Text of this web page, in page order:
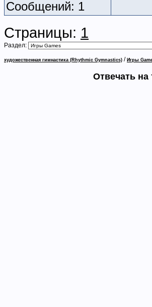
Сообщений: 1
Страницы: 1
Раздел:
художественная гимнастика (Rhythmic Gymnastics) / Игры
Отвечать на